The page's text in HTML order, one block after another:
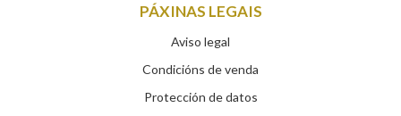
PÁXINAS LEGAIS
Aviso legal
Condicións de venda
Protección de datos